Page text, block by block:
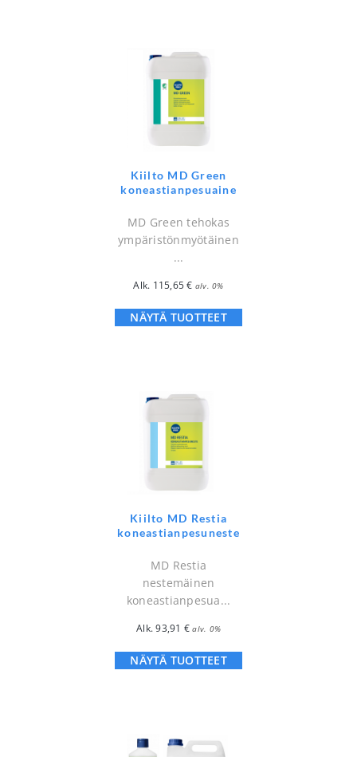
Kiilto MD Green
koneastianpesuaine
MD Green tehokas
ympäristönmyötäinen
...
Alk. 115,65€ alv. 0%
NÄYTÄ TUOTTEET
Kiilto MD Restia
koneastianpesuneste
MD Restia
nestemäinen
koneastianpesua...
Alk.93,91 € alv. 0%
NÄYTÄ TUOTTEET